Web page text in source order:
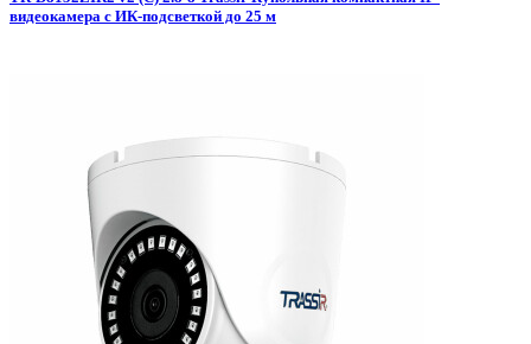
видеокамера с ИК-подсветкой до 25 м